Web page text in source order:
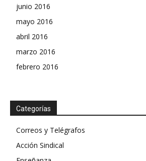
junio 2016
mayo 2016
abril 2016
marzo 2016
febrero 2016
Categorías
Correos y Telégrafos
Acción Sindical